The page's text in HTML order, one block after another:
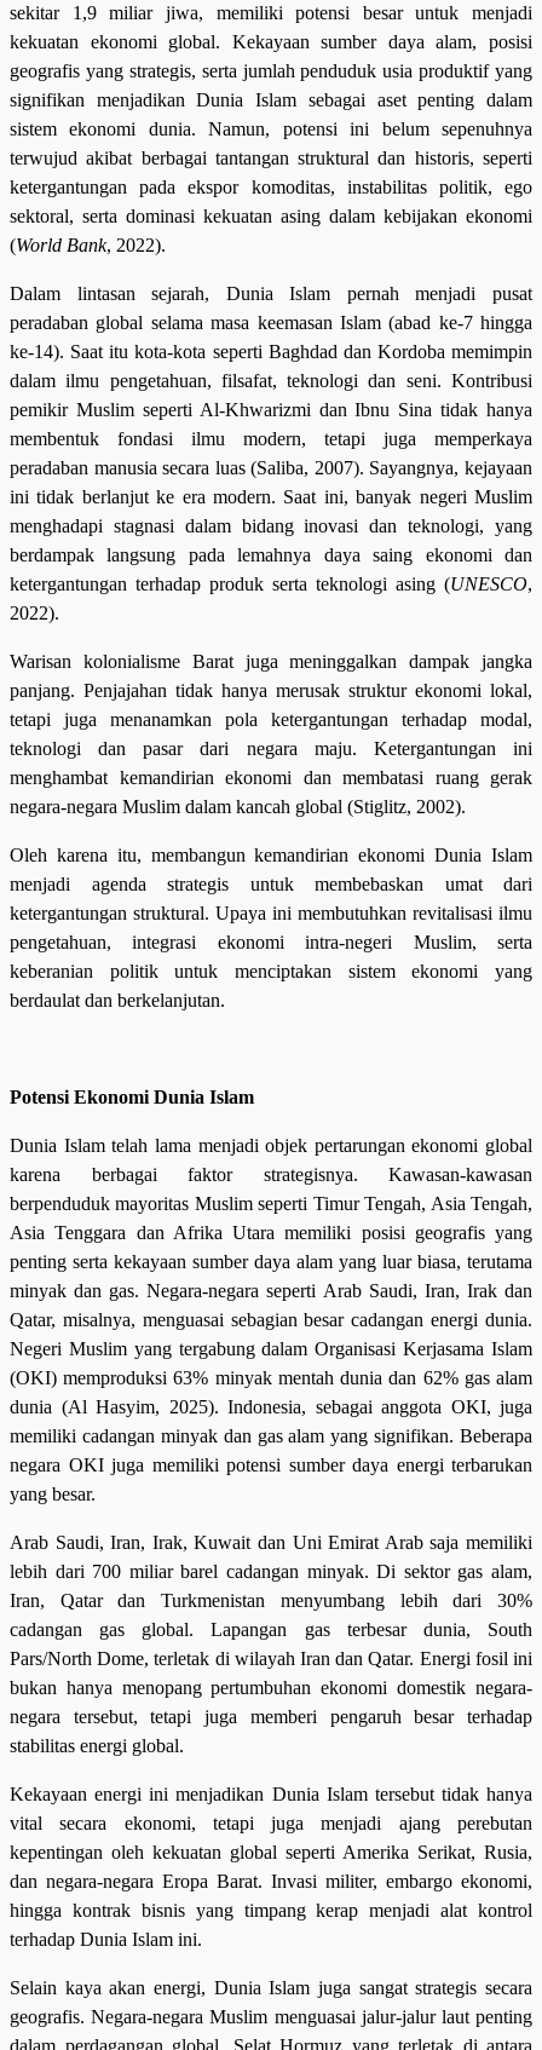
sekitar 1,9 miliar jiwa, memiliki potensi besar untuk menjadi
kekuatan ekonomi global. Kekayaan sumber daya alam, posisi
geografis yang strategis, serta jumlah penduduk usia produktif yang
signifikan menjadikan Dunia Islam sebagai aset penting dalam
sistem ekonomi dunia. Namun, potensi ini belum sepenuhnya
terwujud akibat berbagai tantangan struktural dan historis, seperti
ketergantungan pada ekspor komoditas, instabilitas politik, ego
sektoral, serta dominasi kekuatan asing dalam kebijakan ekonomi
(World Bank, 2022).
Dalam lintasan sejarah, Dunia Islam pernah menjadi pusat
peradaban global selama masa keemasan Islam (abad ke-7 hingga
ke-14). Saat itu kota-kota seperti Baghdad dan Kordoba memimpin
dalam ilmu pengetahuan, filsafat, teknologi dan seni. Kontribusi
pemikir Muslim seperti Al-Khwarizmi dan Ibnu Sina tidak hanya
membentuk fondasi ilmu modern, tetapi juga memperkaya
peradaban manusia secara luas (Saliba, 2007). Sayangnya, kejayaan
ini tidak berlanjut ke era modern. Saat ini, banyak negeri Muslim
menghadapi stagnasi dalam bidang inovasi dan teknologi, yang
berdampak langsung pada lemahnya daya saing ekonomi dan
ketergantungan terhadap produk serta teknologi asing (UNESCO,
2022).
Warisan kolonialisme Barat juga meninggalkan dampak jangka
panjang. Penjajahan tidak hanya merusak struktur ekonomi lokal,
tetapi juga menanamkan pola ketergantungan terhadap modal,
teknologi dan pasar dari negara maju. Ketergantungan ini
menghambat kemandirian ekonomi dan membatasi ruang gerak
negara-negara Muslim dalam kancah global (Stiglitz, 2002).
Oleh karena itu, membangun kemandirian ekonomi Dunia Islam
menjadi agenda strategis untuk membebaskan umat dari
ketergantungan struktural. Upaya ini membutuhkan revitalisasi ilmu
pengetahuan, integrasi ekonomi intra-negeri Muslim, serta
keberanian politik untuk menciptakan sistem ekonomi yang
berdaulat dan berkelanjutan.
Potensi Ekonomi Dunia Islam
Dunia Islam telah lama menjadi objek pertarungan ekonomi global
karena berbagai faktor strategisnya. Kawasan-kawasan
berpenduduk mayoritas Muslim seperti Timur Tengah, Asia Tengah,
Asia Tenggara dan Afrika Utara memiliki posisi geografis yang
penting serta kekayaan sumber daya alam yang luar biasa, terutama
minyak dan gas. Negara-negara seperti Arab Saudi, Iran, Irak dan
Qatar, misalnya, menguasai sebagian besar cadangan energi dunia.
Negeri Muslim yang tergabung dalam Organisasi Kerjasama Islam
(OKI) memproduksi 63% minyak mentah dunia dan 62% gas alam
dunia (Al Hasyim, 2025). Indonesia, sebagai anggota OKI, juga
memiliki cadangan minyak dan gas alam yang signifikan. Beberapa
negara OKI juga memiliki potensi sumber daya energi terbarukan
yang besar.
Arab Saudi, Iran, Irak, Kuwait dan Uni Emirat Arab saja memiliki
lebih dari 700 miliar barel cadangan minyak. Di sektor gas alam,
Iran, Qatar dan Turkmenistan menyumbang lebih dari 30%
cadangan gas global. Lapangan gas terbesar dunia, South
Pars/North Dome, terletak di wilayah Iran dan Qatar. Energi fosil ini
bukan hanya menopang pertumbuhan ekonomi domestik negara-
negara tersebut, tetapi juga memberi pengaruh besar terhadap
stabilitas energi global.
Kekayaan energi ini menjadikan Dunia Islam tersebut tidak hanya
vital secara ekonomi, tetapi juga menjadi ajang perebutan
kepentingan oleh kekuatan global seperti Amerika Serikat, Rusia,
dan negara-negara Eropa Barat. Invasi militer, embargo ekonomi,
hingga kontrak bisnis yang timpang kerap menjadi alat kontrol
terhadap Dunia Islam ini.
Selain kaya akan energi, Dunia Islam juga sangat strategis secara
geografis. Negara-negara Muslim menguasai jalur-jalur laut penting
dalam perdagangan global. Selat Hormuz yang terletak di antara